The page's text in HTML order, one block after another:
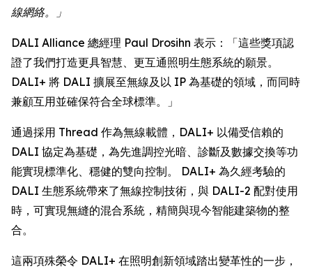
線網絡。」
DALI Alliance 總經理 Paul Drosihn 表示：「這些獎項認
證了我們打造更具智慧、更互通照明生態系統的願景。
DALI+ 將 DALI 擴展至無線及以 IP 為基礎的領域，而同時
兼顧互用並確保符合全球標準。」
通過採用 Thread 作為無線載體，DALI+ 以備受信賴的
DALI 協定為基礎，為先進調控光暗、診斷及數據交換等功
能實現標準化、穩健的雙向控制。 DALI+ 為久經考驗的
DALI 生態系統帶來了無線控制技術，與 DALI-2 配對使用
時，可實現無縫的混合系統，精簡與現今智能建築物的整
合。
這兩項殊榮令 DALI+ 在照明創新領域踏出變革性的一步，